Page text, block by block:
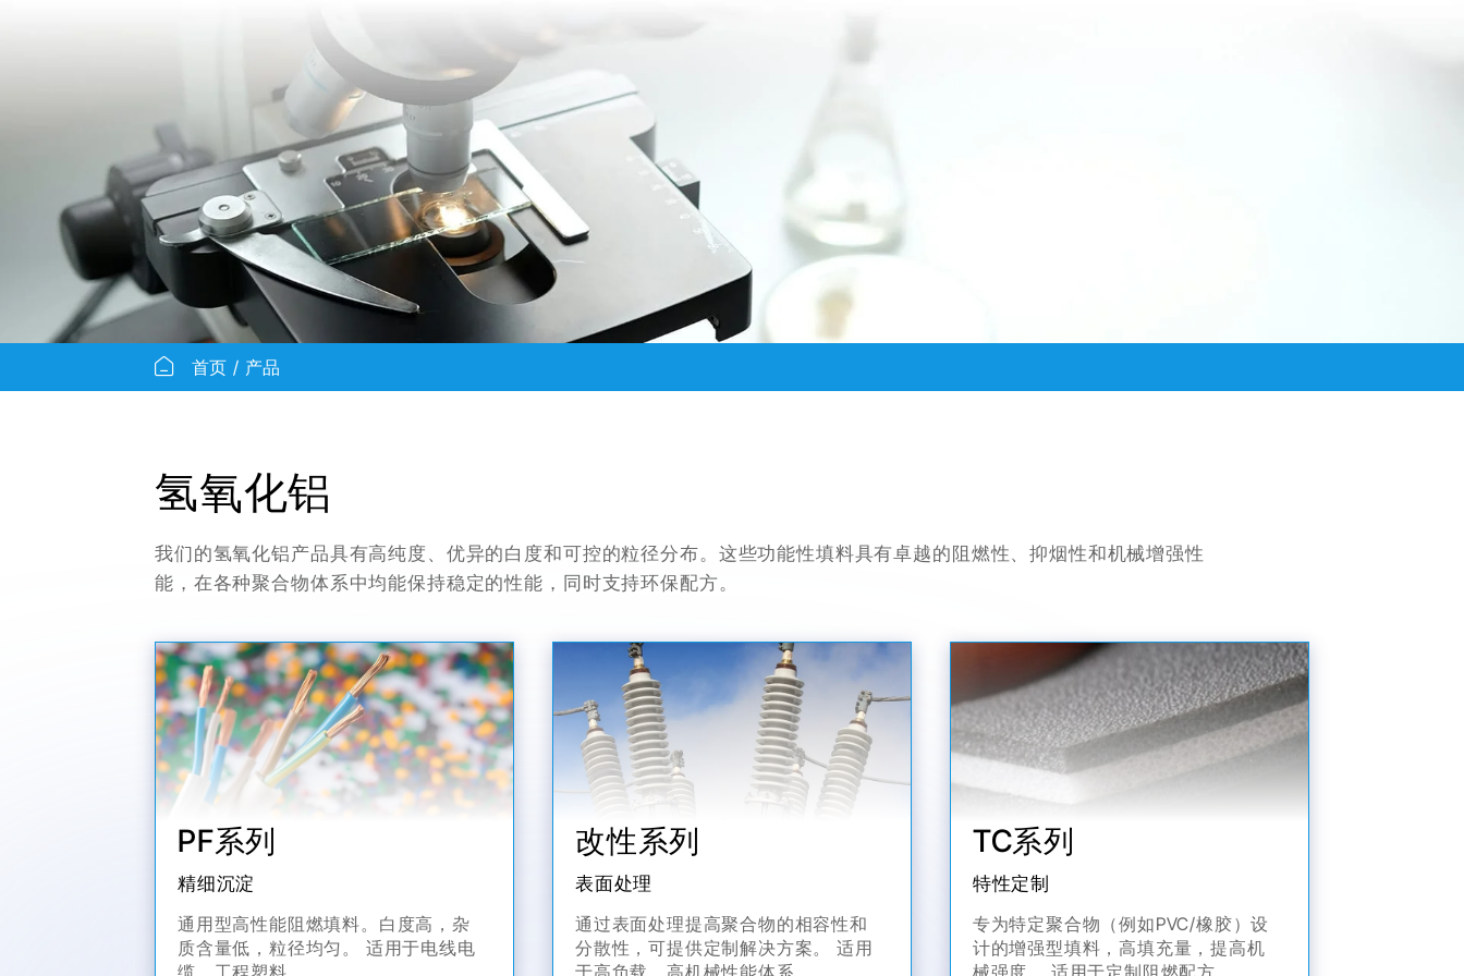
首页 产品
氢氧化铝
我们的氢氧化铝产品具有高纯度、优异的白度和可控的粒径分布。这些功能性填料具有卓越的阻燃性、抑烟性和机械增强性
能，在各种聚合物体系中均能保持稳定的性能，同时支持环保配方。
PF系列
精细沉淀
通用型高性能阻燃填料。白度高，杂
质含量低，粒径均匀。 适用于电线电
改性系列
表面处理
通过表面处理提高聚合物的相容性和
分散性，可提供定制解决方案。 适用
TC系列
特性定制
专为特定聚合物（例如PVC/橡胶）设
计的增强型填料，高填充量，提高机